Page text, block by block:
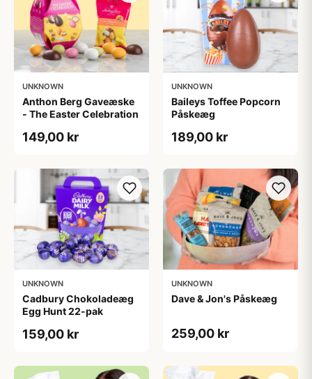
UNKNOWN
Anthon Berg Gaveæske
- The Easter Celebration
149,00 kr
UNKNOWN
Baileys Toffee Popcorn
Påskeæg
189,00 kr
UNKNOWN
Cadbury Chokoladeæg
Egg Hunt 22-pak
159,00 kr
UNKNOWN
Dave & Jon's Påskeæg
259,00 kr